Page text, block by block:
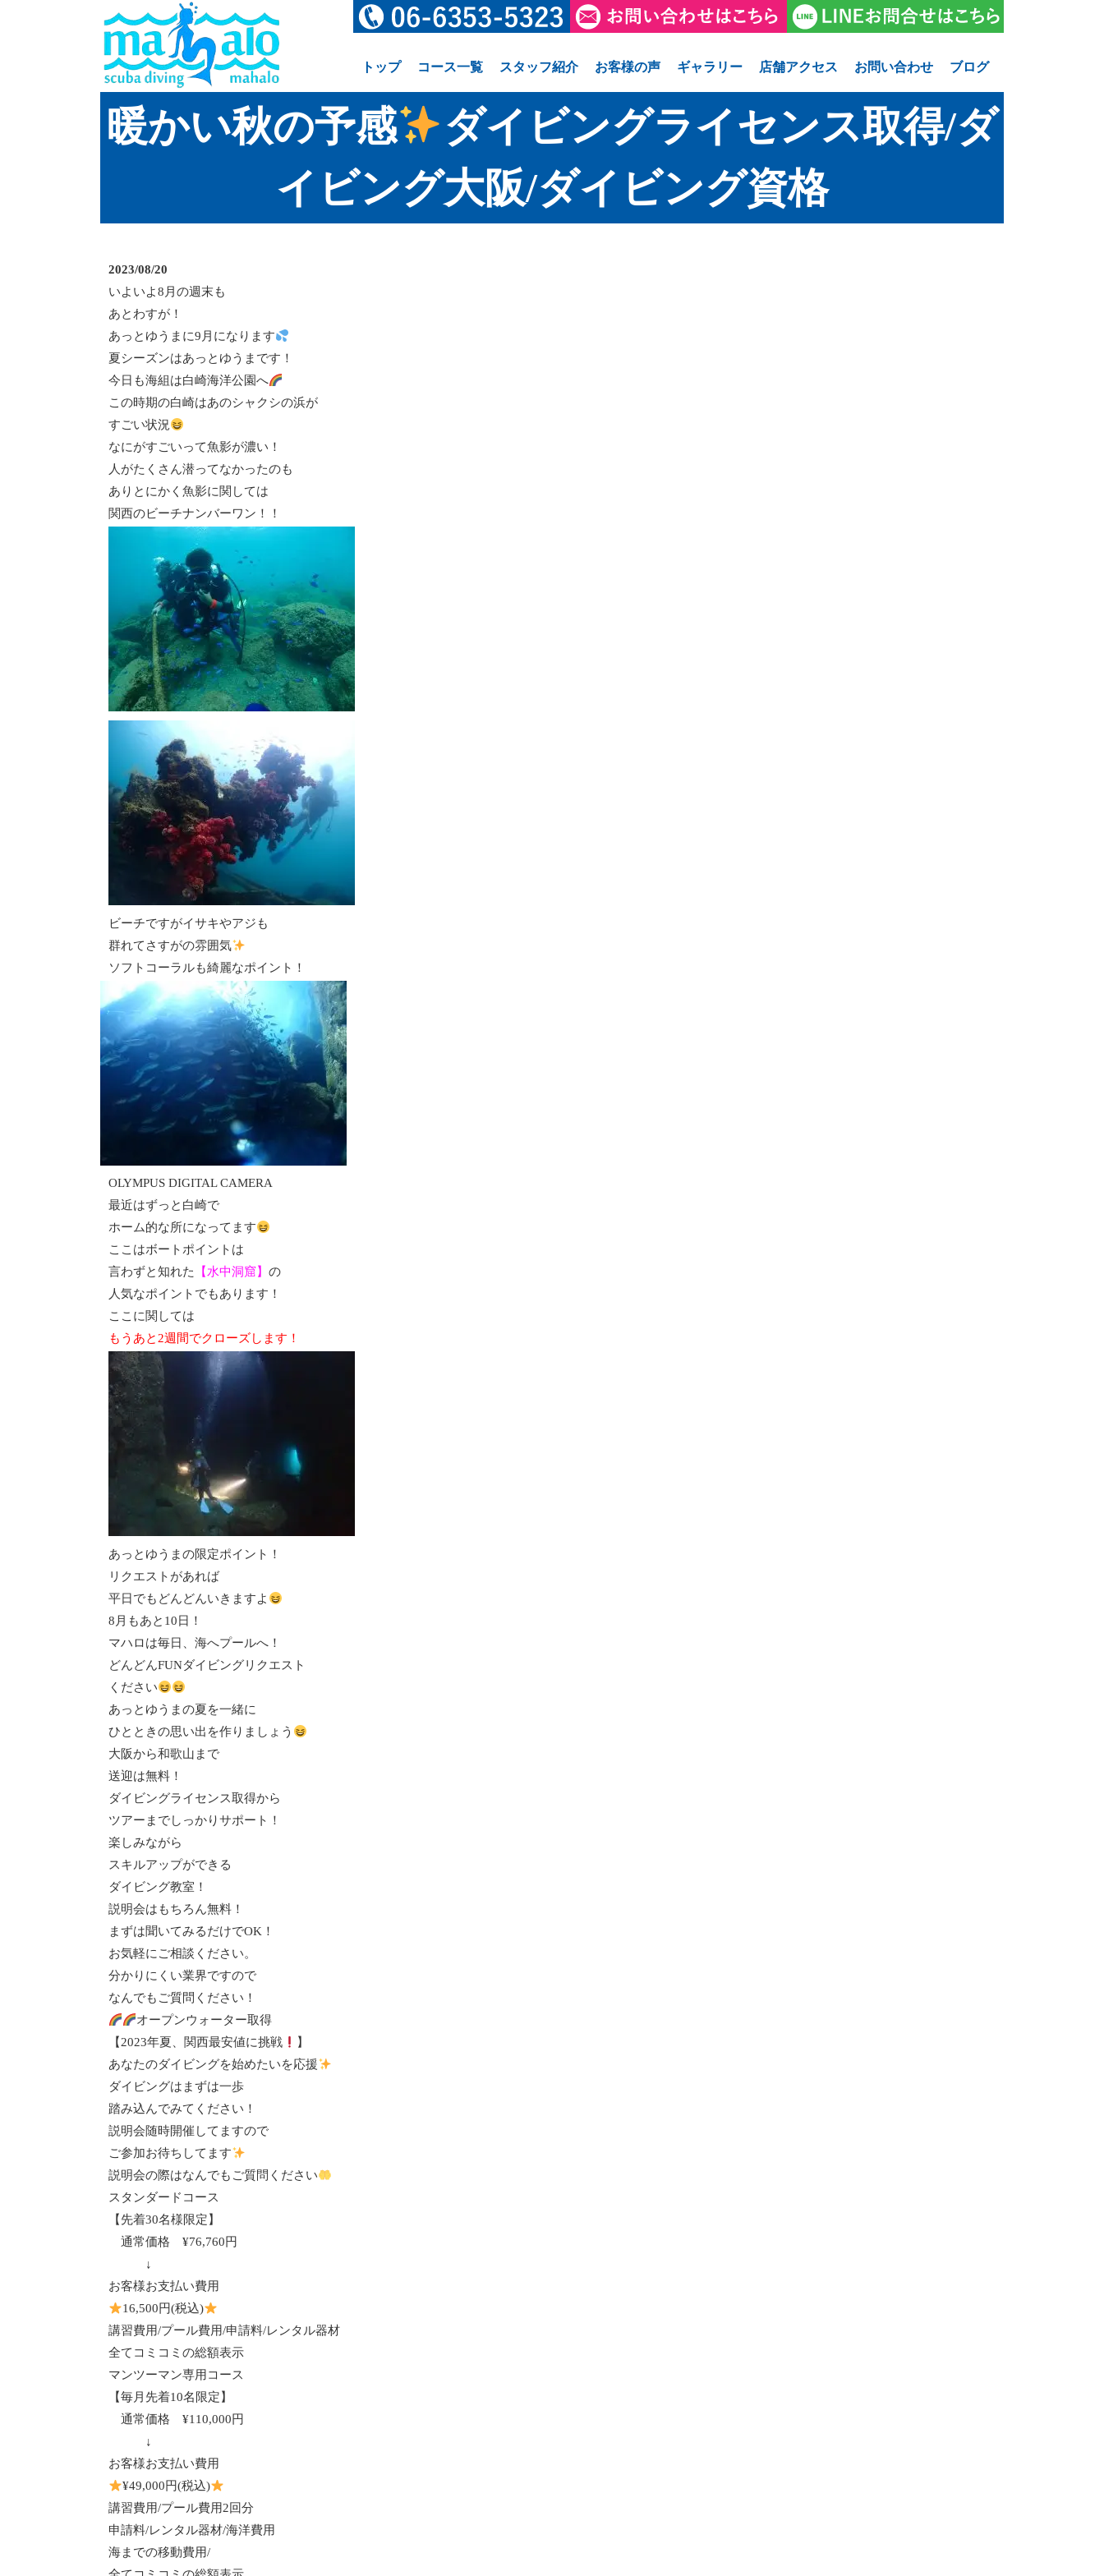
トップ コース一覧 スタッフ紹介 お客様の声 ギャラリー 店舗アクセス お問い合わせ ブログ
暖かい秋の予感
ダイビングライセンス取得/ダ
イビング大阪/ダイビング資格
2023/08/20
いよいよ8月の週末も
あとわすが！
あっとゆうまに9月になります
夏シーズンはあっとゆうまです！
今日も海組は白崎海洋公園へ
この時期の白崎はあのシャクシの浜が
すごい状況
なにがすごいって魚影が濃い！
人がたくさん潜ってなかったのも
ありとにかく魚影に関しては
関西のビーチナンバーワン！！
ビーチですがイサキやアジも
群れてさすがの雰囲気
ソフトコーラルも綺麗なポイント！
OLYMPUS DIGITAL CAMERA
最近はずっと白崎で
ホーム的な所になってます
ここはボートポイントは
言わずと知れた
【水中洞窟】 の
人気なポイントでもあります！
ここに関しては
もうあと2週間でクローズします！
あっとゆうまの限定ポイント！
リクエストがあれば
平日でもどんどんいきますよ
8月もあと10日！
マハロは毎日、海へプールへ！
どんどんFUNダイビングリクエスト
ください
あっとゆうまの夏を一緒に
ひとときの思い出を作りましょう
大阪から和歌山まで
送迎は無料！
ダイビングライセンス取得から
ツアーまでしっかりサポート！
楽しみながら
スキルアップができる
ダイビング教室！
説明会はもちろん無料！
まずは聞いてみるだけでOK ！
お気軽にご相談ください。
分かりにくい業界ですので
なんでもご質問ください！
オープンウォーター取得
【 2023年夏、関西最安値に挑戦
】
あなたのダイビングを始めたいを応援
ダイビングはまずは一歩
踏み込んでみてください！
説明会随時開催してますので
ご参加お待ちしてます
説明会の際はなんでもご質問ください
スタンダードコース
【先着30名様限定】
通常価格 ¥76,760円
↓
お客様お支払い費用
16,500円(税込)
講習費用/プール費用/申請料/レンタル器材
全てコミコミの総額表示
マンツーマン専用コース
【毎月先着10名限定】
通常価格 ¥110,000円
↓
お客様お支払い費用
¥49,000円(税込)
講習費用/プール費用2回分
申請料/レンタル器材/海洋費用
海までの移動費用/